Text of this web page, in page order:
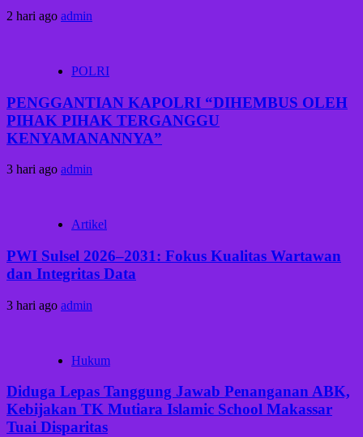
2 hari ago admin
POLRI
PENGGANTIAN KAPOLRI “DIHEMBUS OLEH
PIHAK PIHAK TERGANGGU
KENYAMANANNYA”
3 hari ago admin
Artikel
PWI Sulsel 2026–2031: Fokus Kualitas Wartawan
dan Integritas Data
3 hari ago admin
Hukum
Diduga Lepas Tanggung Jawab Penanganan ABK,
Kebijakan TK Mutiara Islamic School Makassar
Tuai Disparitas